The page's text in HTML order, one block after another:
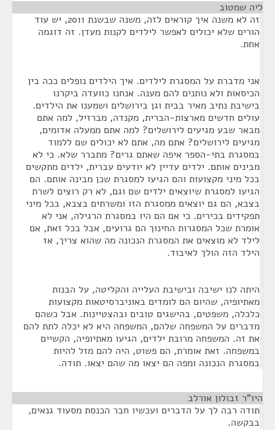
ליה שמטוב
זה לא משנה איך קוראים לזה, משנה שבשנת 2011, יש עוד
הורים שלא יכולים לאפשר לילדים לקנות מעדן. זה דוגמה
אחת.
אני מדברת על המסגרת לילדים. איך הילדים נופלים ככה בין
הכיסאות ולא נותנים להם מענה. אנחנו כוועדה ביקרנו
בישיבת נתיב מאיר בבית וגן בירושלים ושמענו את הילדים.
עולים חדשים מארצות-הברית, מקנדה, מברזיל, למה אתם
מבאר שבע מגיעים לירושלים? למה אתם ממעלה אדומים,
מגיעים לירושלים? אתם מה, אתם לא יכולים שם ללמוד
במסגרת בתי-הספר איפה שאתם גרים? מתברר שלא. כי לא
מבינים אותם. ילדים עדיין לא יודעים עברית, ילדים מתקשים
בכל מיני מקצועות והם הגיעו למסגרת שכן מבינה אותם. הם
הגיעו למסגרת שיוצאים ילדים שם וגם, לא רק רוצים לשרת
בצבא, הם גם יוצאים ממסגרת הזו ומשרתים בצבא, בכל מיני
תפקידים בכירים. כי אם הם היו במסגרת הרגילה, אני לא
אומרת שכל המסגרות החינוך הם גרועים, אבל בכל זאת, אם
לילד לא מוצאים את המסגרת הנכונה מה שהוא צריך, אז
הילד הזה הולך לאיבוד.
היתה לנו ישיבה ובישיבת העלייה והקליטה, על הבנות
מאתיופיה, שהיום הם לומדים באוניברסיטאות מקצועות
כלכלה, משפטים, בהישגים טובים ובהצטיינות. אבל כשהם
מדברים על המשפחה שלהם, המשפחה היא לא יכלה לתת להם
את זה. המשפחה מרובת ילדים, הגיעו מאתיופיה, הקשיים
במשפחה. זאת אומרת, הם פשוט, היה להם מזל להיות
במסגרת הנכונה ומפה הם יצאו מה שהם יצאו. תודה.
היו"ר זבולון אורלב
תודה רבה לך על הדברים ועכשיו חבר הכנסת מסעוד גנאים,
בבקשה.